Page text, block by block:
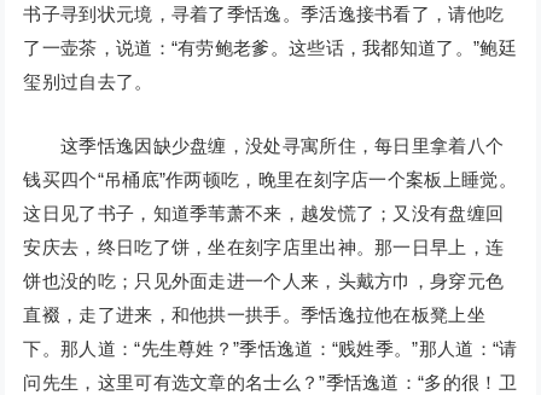
书子寻到状元境，寻着了季恬逸。季活逸接书看了，请他吃
了一壶茶，说道：“有劳鲍老爹。这些话，我都知道了。”鲍廷
玺别过自去了。
这季恬逸因缺少盘缠，没处寻寓所住，每日里拿着八个
钱买四个“吊桶底”作两顿吃，晚里在刻字店一个案板上睡觉。
这日见了书子，知道季苇萧不来，越发慌了；又没有盘缠回
安庆去，终日吃了饼，坐在刻字店里出神。那一日早上，连
饼也没的吃；只见外面走进一个人来，头戴方巾，身穿元色
直裰，走了进来，和他拱一拱手。季恬逸拉他在板凳上坐
下。那人道：“先生尊姓？”季恬逸道：“贱姓季。”那人道：“请
问先生，这里可有选文章的名士么？”季恬逸道：“多的很！卫